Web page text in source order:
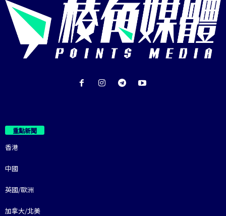
重點新聞
香港
中國
英國/歐洲
加拿大/北美